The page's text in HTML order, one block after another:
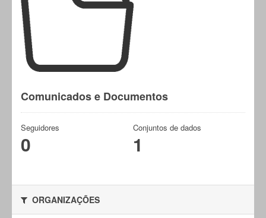
Comunicados e Documentos
Seguidores
0
Conjuntos de dados
1
ORGANIZAÇÕES